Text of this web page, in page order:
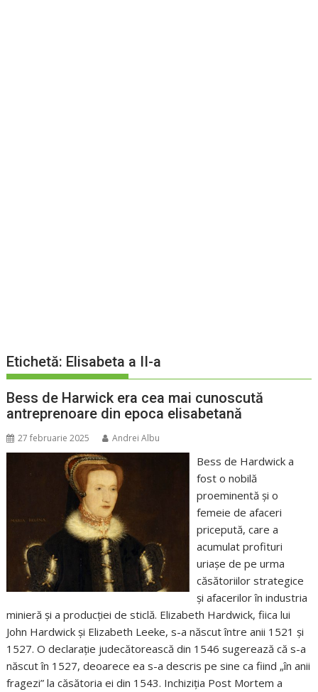
Etichetă: Elisabeta a II-a
Bess de Harwick era cea mai cunoscută
antreprenoare din epoca elisabetană
27 februarie 2025 Andrei Albu
Bess de Hardwick a
fost o nobilă
proeminentă și o
femeie de afaceri
pricepută, care a
acumulat profituri
uriașe de pe urma
căsătoriilor strategice
și afacerilor în industria
minieră și a producției de sticlă. Elizabeth Hardwick, fiica lui
John Hardwick și Elizabeth Leeke, s-a născut între anii 1521 și
1527. O declarație judecătorească din 1546 sugerează că s-a
născut în 1527, deoarece ea s-a descris pe sine ca fiind „în anii
fragezi” la căsătoria ei din 1543. Inchiziția Post Mortem a